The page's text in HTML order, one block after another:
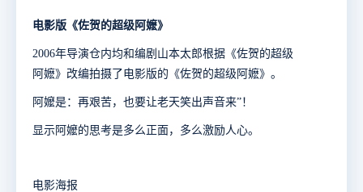
电影版《佐贺的超级阿嬷》
2006年导演仓内均和编剧山本太郎根据《佐贺的超级
阿嬷》改编拍摄了电影版的《佐贺的超级阿嬷》。
阿嬤是：再艰苦，也要让老天笑出声音来”！
显示阿嬤的思考是多么正面，多么激励人心。
电影海报